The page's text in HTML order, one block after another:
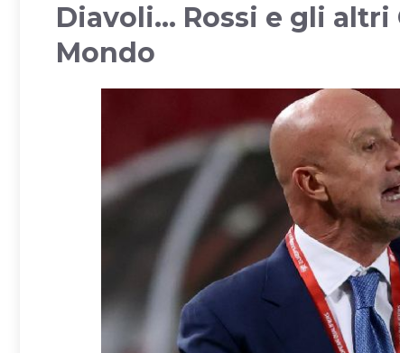
Diavoli… Rossi e gli altri
Mondo